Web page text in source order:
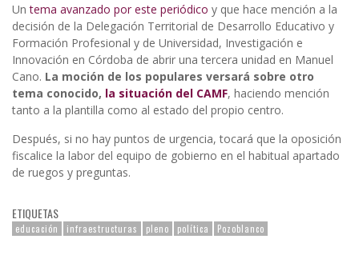
Un tema avanzado por este periódico y que hace mención a la
decisión de la Delegación Territorial de Desarrollo Educativo y
Formación Profesional y de Universidad, Investigación e
Innovación en Córdoba de abrir una tercera unidad en Manuel
Cano. La moción de los populares versará sobre otro
tema conocido, la situación del CAMF, haciendo mención
tanto a la plantilla como al estado del propio centro.
Después, si no hay puntos de urgencia, tocará que la oposición
fiscalice la labor del equipo de gobierno en el habitual apartado
de ruegos y preguntas.
ETIQUETAS
educación infraestructuras pleno política Pozoblanco